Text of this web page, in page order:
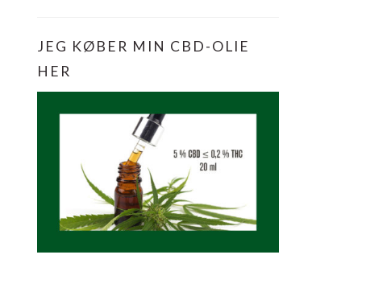
JEG KØBER MIN CBD-OLIE
HER